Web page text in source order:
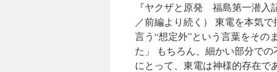
『ヤクザと原発 福島第一潜入
／前編より続く） 東電を本気
言う“想定外”という言葉をその
た」 もちろん、細かい部分で
にとって、東電は神様的存在で